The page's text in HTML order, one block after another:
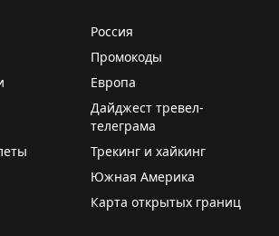
мест:
Россия
Промокоды
Европа
Дайджест тревел-
телеграма
Трекинг и хайкинг
Южная Америка
Карта открытых границ